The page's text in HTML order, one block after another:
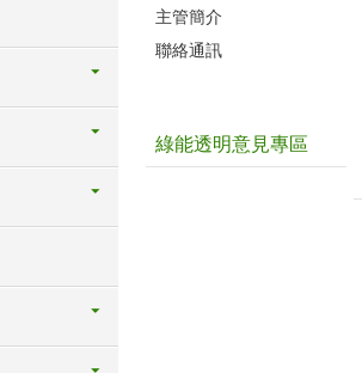
主管簡介
聯絡通訊
綠能透明意見專區